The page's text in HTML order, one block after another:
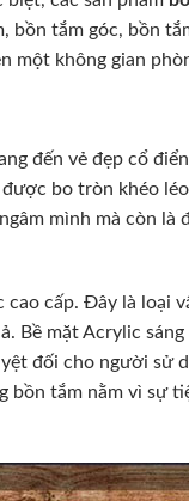
tắm góc, bồn
một không gian
đến vẻ đẹp cổ
bo tròn khéo
mình mà còn là
cấp. Đây là loại
Bề mặt Acrylic
đối cho người sử
bồn tắm nằm vì sự